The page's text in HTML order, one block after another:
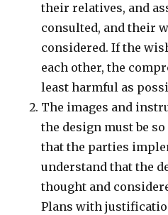
their relatives, and
consulted, and their
considered. If the
each other, the
least harmful as
The images and
the design must be
that the parties
understand that the
thought and
Plans with